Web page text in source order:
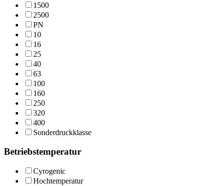
1500
2500
PN
10
16
25
40
63
100
160
250
320
400
Sonderdruckklasse
Betriebstemperatur
Cyrogenic
Hochtemperatur